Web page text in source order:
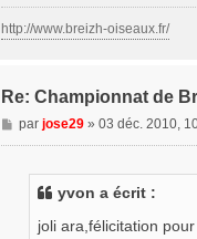
http://www.breizh-oiseaux.fr/
Re: Championnat de
M
e
par jose29» 03 déc. 2010,
yvon a écrit :
joli ara,félicitation